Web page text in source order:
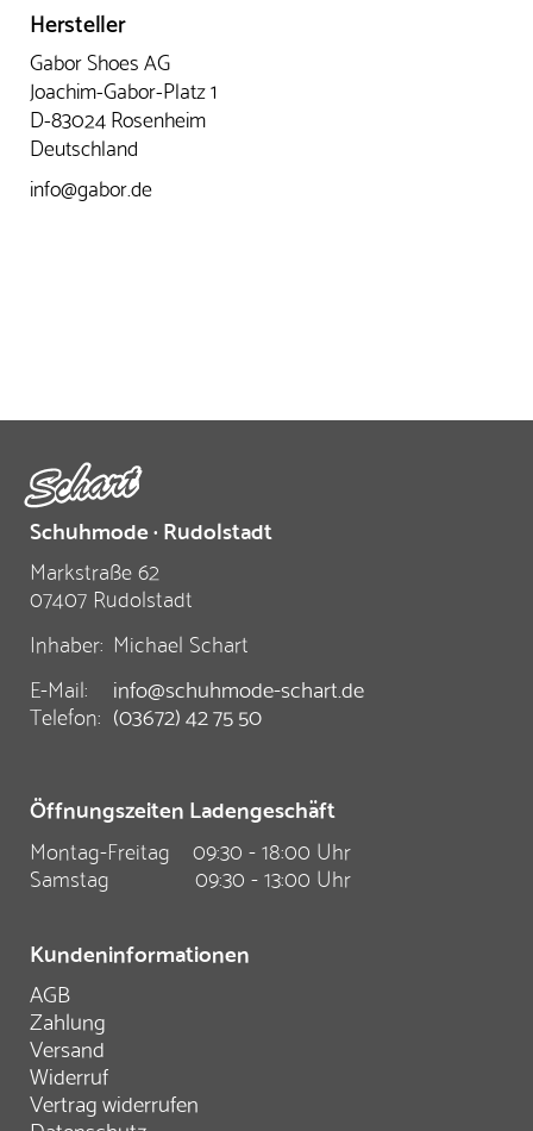
Hersteller
Gabor Shoes AG
Joachim-Gabor-Platz 1
D-83024 Rosenheim
Deutschland
info@gabor.de
Schuhmode · Rudolstadt
Markstraße 62
07407 Rudolstadt
Inhaber: Michael Schart
E-Mail:
info@schuhmode-schart.de
Telefon: (03672) 42 75 50
Öffnungszeiten Ladengeschäft
Montag-Freitag
09:30 - 18:00 Uhr
Samstag
09:30 - 13:00 Uhr
Kundeninformationen
AGB
Zahlung
Versand
Widerruf
Vertrag widerrufen